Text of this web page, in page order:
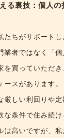
える裏技：個人
たちがサポート
業者ではなく「
を買っていただ
ースがあります。
厳しい利回りや
な条件で住み続
は高いですが、私